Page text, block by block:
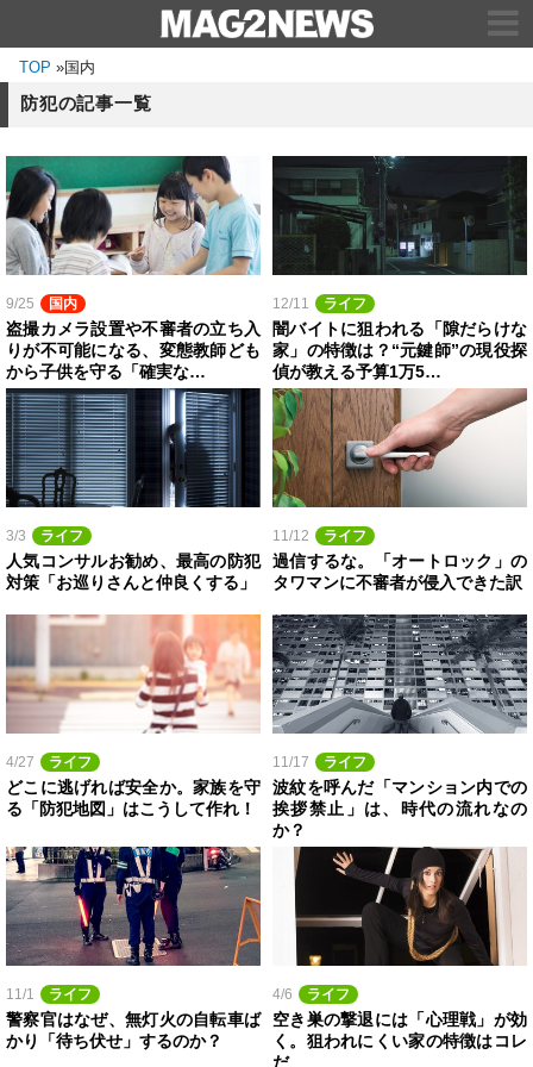
TOP »国内
防犯の記事一覧
9/25 国内
盗撮カメラ設置や不審者の立ち入
りが不可能になる、変態教師ども
から子供を守る「確実な…
12/11 ライフ
闇バイトに狙われる「隙だらけな
家」の特徴は？“元鍵師”の現役探
偵が教える予算1万5…
3/3 ライフ
人気コンサルお勧め、最高の防犯
対策「お巡りさんと仲良くする」
11/12 ライフ
過信するな。「オートロック」の
タワマンに不審者が侵入できた訳
4/27 ライフ
どこに逃げれば安全か。家族を守
る「防犯地図」はこうして作れ！
11/17 ライフ
波紋を呼んだ「マンション内での
挨拶禁止」は、時代の流れなの
か？
11/1 ライフ
警察官はなぜ、無灯火の自転車ば
かり「待ち伏せ」するのか？
4/6 ライフ
空き巣の撃退には「心理戦」が効
く。狙われにくい家の特徴はコレ
だ